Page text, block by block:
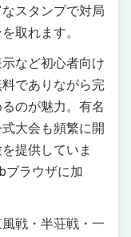
スタンプで対局
取れます。
など初心者向け
でありながら完
のが魅力。有名
大会も頻繁に開
提供していま
ブラウザに加
戦・半荘戦・一